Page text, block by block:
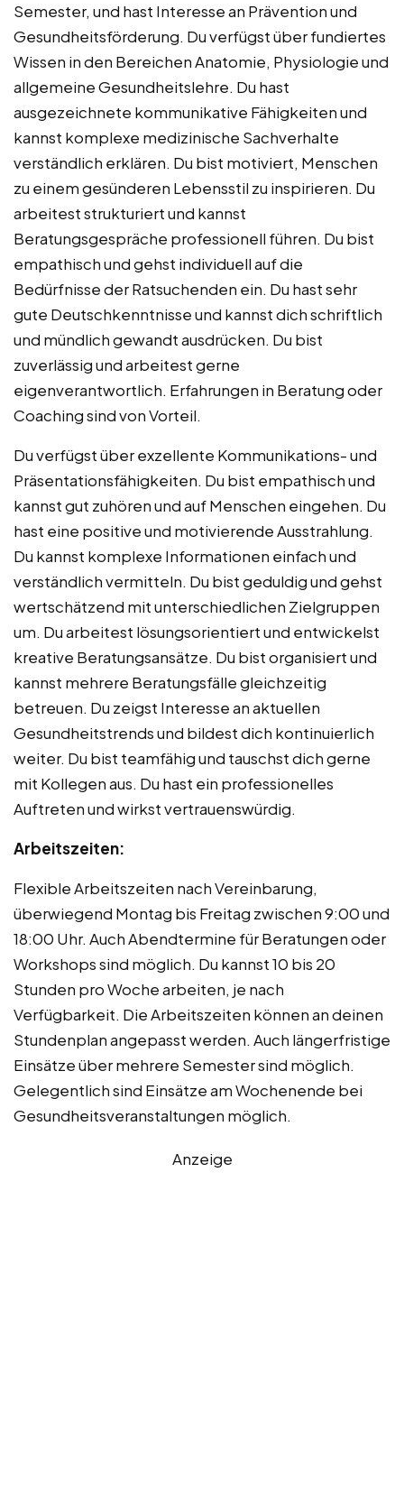
Semester, und hast Interesse an Prävention und
Gesundheitsförderung. Du verfügst über fundiertes
Wissen in den Bereichen Anatomie, Physiologie und
allgemeine Gesundheitslehre. Du hast
ausgezeichnete kommunikative Fähigkeiten und
kannst komplexe medizinische Sachverhalte
verständlich erklären. Du bist motiviert, Menschen
zu einem gesünderen Lebensstil zu inspirieren. Du
arbeitest strukturiert und kannst
Beratungsgespräche professionell führen. Du bist
empathisch und gehst individuell auf die
Bedürfnisse der Ratsuchenden ein. Du hast sehr
gute Deutschkenntnisse und kannst dich schriftlich
und mündlich gewandt ausdrücken. Du bist
zuverlässig und arbeitest gerne
eigenverantwortlich. Erfahrungen in Beratung oder
Coaching sind von Vorteil.
Du verfügst über exzellente Kommunikations- und
Präsentationsfähigkeiten. Du bist empathisch und
kannst gut zuhören und auf Menschen eingehen. Du
hast eine positive und motivierende Ausstrahlung.
Du kannst komplexe Informationen einfach und
verständlich vermitteln. Du bist geduldig und gehst
wertschätzend mit unterschiedlichen Zielgruppen
um. Du arbeitest lösungsorientiert und entwickelst
kreative Beratungsansätze. Du bist organisiert und
kannst mehrere Beratungsfälle gleichzeitig
betreuen. Du zeigst Interesse an aktuellen
Gesundheitstrends und bildest dich kontinuierlich
weiter. Du bist teamfähig und tauschst dich gerne
mit Kollegen aus. Du hast ein professionelles
Auftreten und wirkst vertrauenswürdig.
Arbeitszeiten:
Flexible Arbeitszeiten nach Vereinbarung,
überwiegend Montag bis Freitag zwischen 9:00 und
18:00 Uhr. Auch Abendtermine für Beratungen oder
Workshops sind möglich. Du kannst 10 bis 20
Stunden pro Woche arbeiten, je nach
Verfügbarkeit. Die Arbeitszeiten können an deinen
Stundenplan angepasst werden. Auch längerfristige
Einsätze über mehrere Semester sind möglich.
Gelegentlich sind Einsätze am Wochenende bei
Gesundheitsveranstaltungen möglich.
Anzeige